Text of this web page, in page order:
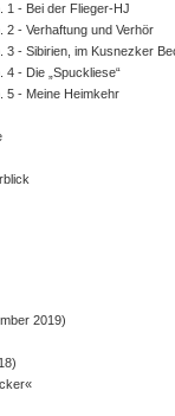
1 - Bei der Flieger-HJ
2 - Verhaftung und Verhör
3 - Sibirien, im Kusnezker
4 - Die Spuckliese
5 - Meine Heimkehr
2019)